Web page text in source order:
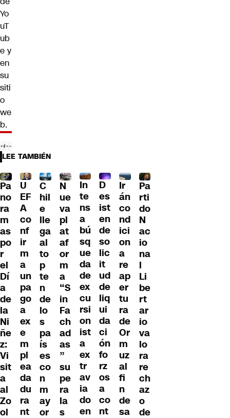
Yo
uT
ub
e y
en
su
siti
o
we
b.
LEE TAMBIÉN
Pa
no
ra
m
as
po
r
el
Dí
a
de
la
Ni
ñe
z:
Vi
sit
a
al
Zo
ol
U
EF
A
co
nf
ir
m
a
un
pa
go
a
ex
e
m
pl
ea
da
du
ra
nt
C
hil
e
lle
ga
al
to
p
te
n
de
lo
s
pa
ís
es
co
n
m
ay
or
N
ue
va
pl
at
af
or
m
a
“S
in
Fa
ch
ad
as
”
su
pe
ra
la
s
In
te
ns
a
bú
sq
ue
da
de
ex
cu
rsi
on
ist
a
ex
tr
av
ia
do
en
D
es
ist
en
de
so
lic
it
ud
de
liq
ui
da
ci
ón
fo
rz
os
a
co
nt
Ir
án
co
nd
ici
on
a
re
ap
er
tu
ra
de
Or
m
uz
al
fi
n
de
sa
Pa
rti
do
N
ac
io
na
l
Li
be
rt
ar
io
va
lo
ra
re
ch
az
o
de